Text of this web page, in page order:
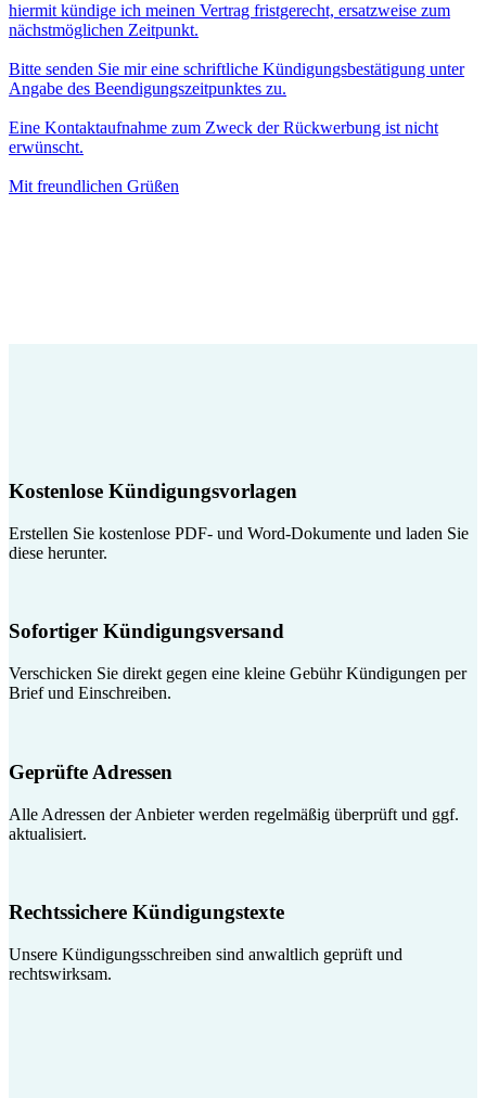
hiermit kündige ich meinen Vertrag fristgerecht, ersatzweise zum
nächstmöglichen Zeitpunkt.
Bitte senden Sie mir eine schriftliche Kündigungsbestätigung unter
Angabe des Beendigungszeitpunktes zu.
Eine Kontaktaufnahme zum Zweck der Rückwerbung ist nicht
erwünscht.
Mit freundlichen Grüßen
Kostenlose Kündigungsvorlagen
Erstellen Sie kostenlose PDF- und Word-Dokumente und laden Sie
diese herunter.
Sofortiger Kündigungsversand
Verschicken Sie direkt gegen eine kleine Gebühr Kündigungen per
Brief und Einschreiben.
Geprüfte Adressen
Alle Adressen der Anbieter werden regelmäßig überprüft und ggf.
aktualisiert.
Rechtssichere Kündigungstexte
Unsere Kündigungsschreiben sind anwaltlich geprüft und
rechtswirksam.